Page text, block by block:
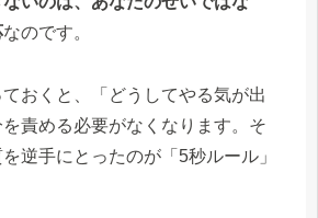
なのです。
おくと、「どうしてやる気が出
責める必要がなくなります。そ
逆手にとったのが「5秒ルール」